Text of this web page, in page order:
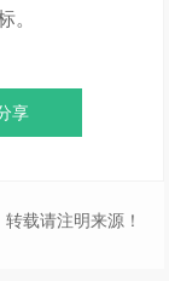
。
享
转载请注明来源！